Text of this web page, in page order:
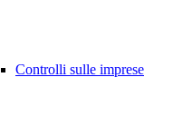
Controlli sulle imprese